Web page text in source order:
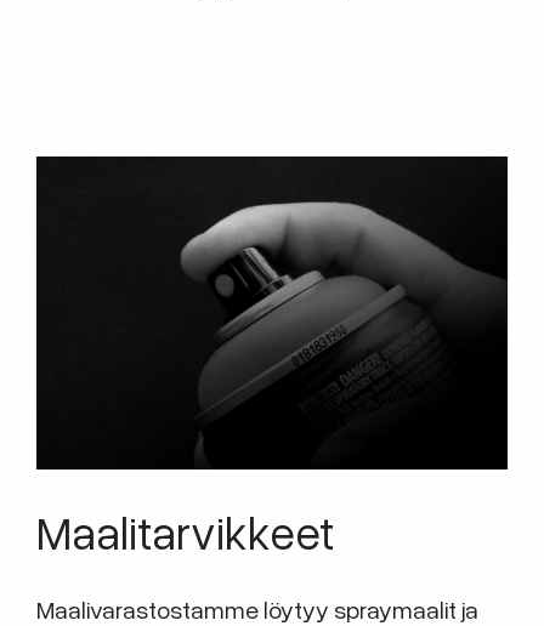
Maalitarvikkeet
Maalivarastostamme löytyy spraymaalit ja